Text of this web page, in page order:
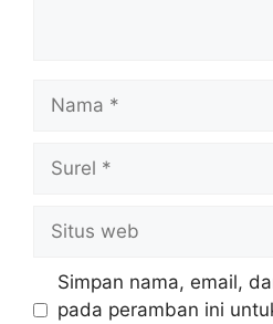
web
Simpan nama, email,
pada peramban ini